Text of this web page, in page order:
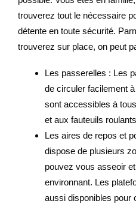
trouverez tout le nécessaire
détente en toute sécurité.
trouverez sur place, on peut
Les passerelles : Les
de circuler facilement
sont accessibles à
et aux fauteuils
Les aires de repos et
dispose de plusieurs
pouvez vous asseoir
environnant. Les
aussi disponibles pour